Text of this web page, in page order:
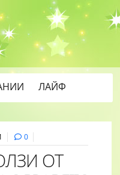
ЛАЙФ
0
ОТ